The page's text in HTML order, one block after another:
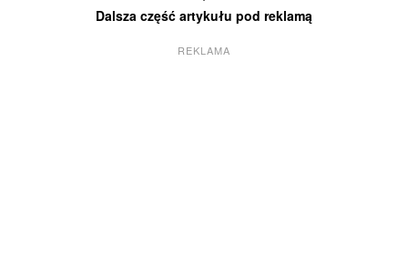
Dalsza część artykułu pod reklamą
REKLAMA